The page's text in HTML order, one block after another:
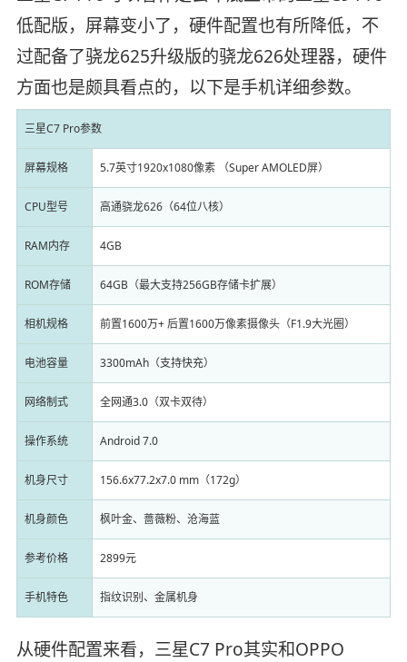
低配版，屏幕变小了，硬件配置也有所降低，不
过配备了骁龙625升级版的骁龙626处理器，硬件
方面也是颇具看点的，以下是手机详细参数。
三星C7 Pro参数
屏幕规格 5.7英寸1920x1080像素 （Super AMOLED屏）
CPU型号 高通骁龙626（64位八核）
RAM内存 4GB
ROM存储 64GB（最大支持256GB存储卡扩展）
相机规格 前置1600万+ 后置1600万像素摄像头（F1.9大光圈）
电池容量 3300mAh（支持快充）
网络制式 全网通3.0（双卡双待）
操作系统 Android 7.0
机身尺寸 156.6x77.2x7.0 mm（172g）
机身颜色 枫叶金、蔷薇粉、沧海蓝
参考价格 2899元
手机特色 指纹识别、金属机身
从硬件配置来看，三星C7 Pro其实和OPPO